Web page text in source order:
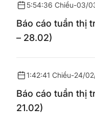
5:54:36 Chiều-03/
Báo cáo tuần thị
– 28.02)
1:42:41 Chiều-24/
Báo cáo tuần thị
21.02)